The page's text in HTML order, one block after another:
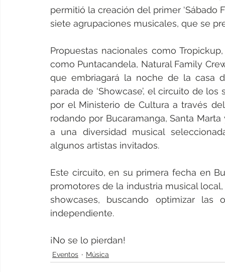
permitió la creación del primer ‘Sábado
siete agrupaciones musicales, que se
Propuestas nacionales como
como Puntacandela, Natural Family
que embriagará la noche de la casa
parada de ‘Showcase’, el circuito de
por el Ministerio de Cultura a través
rodando por Bucaramanga, Santa
a una diversidad musical
algunos artistas invitados.
Este circuito, en su primera fecha en
promotores de la industria musical
showcases, buscando optimizar las
independiente.
¡No se lo pierdan!
Eventos Música